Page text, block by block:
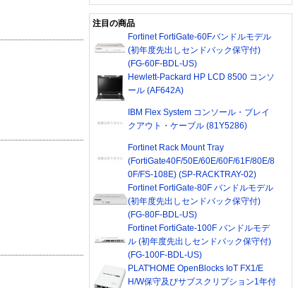
注目の商品
Fortinet FortiGate-60Fバンドルモデル
(初年度先出しセンドバック保守付)
(FG-60F-BDL-US)
Hewlett-Packard HP LCD 8500 コンソ
ール (AF642A)
IBM Flex System コンソール・ブレイ
クアウト・ケーブル (81Y5286)
Fortinet Rack Mount Tray
(FortiGate40F/50E/60E/60F/61F/80E/8
0F/FS-108E) (SP-RACKTRAY-02)
Fortinet FortiGate-80F バンドルモデル
(初年度先出しセンドバック保守付)
(FG-80F-BDL-US)
Fortinet FortiGate-100F バンドルモデ
ル (初年度先出しセンドバック保守付)
(FG-100F-BDL-US)
PLAT'HOME OpenBlocks IoT FX1/E
H/W保守及びサブスクリプション1年付